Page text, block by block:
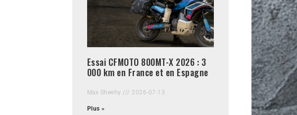
Essai CFMOTO 800MT-X 2026 : 3
000 km en France et en Espagne
Max Sheehy 2026-07-13
Plus »